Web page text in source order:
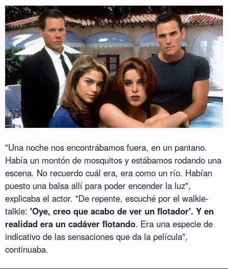
"Una noche nos encontrábamos fuera, en un pantano.
Había un montón de mosquitos y estábamos rodando una
escena. No recuerdo cuál era, era como un río. Habían
puesto una balsa allí para poder encender la luz",
explicaba el actor. "De repente, escuché por el walkie-
talkie:'Oye, creo que acabo de ver un flotador'. Y en
realidad era un cadáver flotando. Era una especie de
indicativo de las sensaciones que da la película",
continuaba.